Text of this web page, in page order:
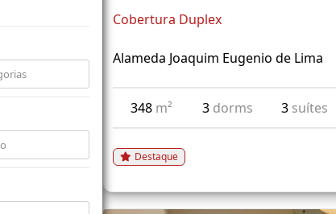
Cobertura Duplex
Alameda Joaquim Eugenio de Lima
348 m² 3 dorms 3 suítes
Destaque